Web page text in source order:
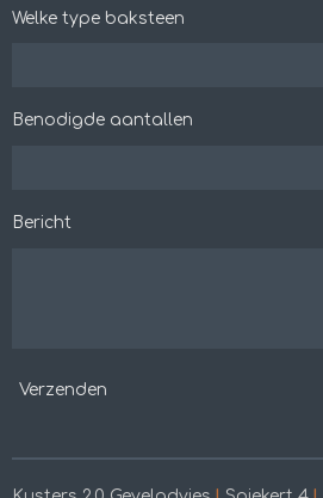
Welke type baksteen
Benodigde aantallen
Bericht
Verzenden